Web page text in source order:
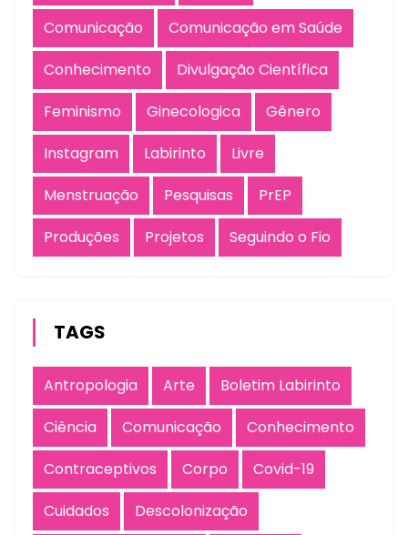
Comunicação
Comunicação em Saúde
Conhecimento
Divulgação Científica
Feminismo
Ginecologica
Gênero
Instagram
Labirinto
Livre
Menstruação
Pesquisas
PrEP
Produções
Projetos Seguindo o Fio
TAGS
Antropologia Arte
Boletim Labirinto
Ciência
Comunicação
Conhecimento
Contraceptivos
Corpo
Covid-19
Cuidados
Descolonização